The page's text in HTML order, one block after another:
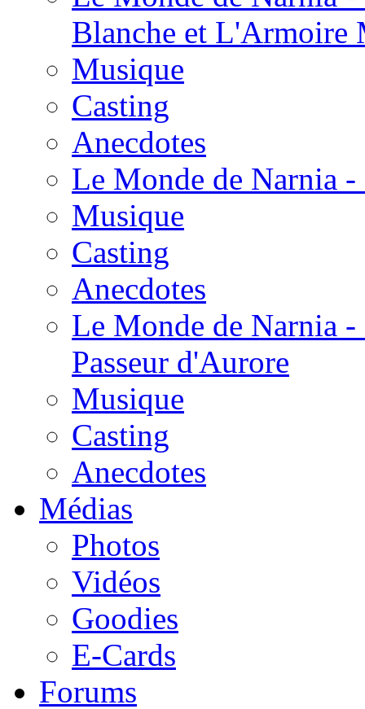
Blanche et L'Armoire
Musique
Casting
Anecdotes
Le Monde de Narnia
Musique
Casting
Anecdotes
Le Monde de Narnia
Passeur d'Aurore
Musique
Casting
Anecdotes
Médias
Photos
Vidéos
Goodies
E-Cards
Forums